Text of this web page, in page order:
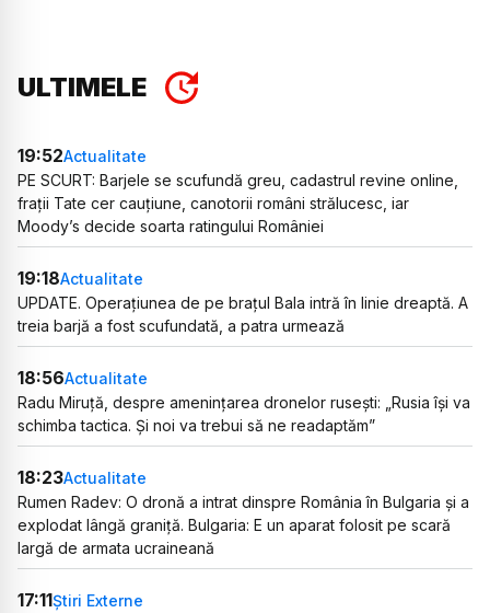
ULTIMELE
19:52Actualitate
PE SCURT: Barjele se scufundă greu, cadastrul revine online,
frații Tate cer cauțiune, canotorii români strălucesc, iar
Moody’s decide soarta ratingului României
19:18Actualitate
UPDATE. Operațiunea de pe brațul Bala intră în linie dreaptă. A
treia barjă a fost scufundată, a patra urmează
18:56Actualitate
Radu Miruță, despre amenințarea dronelor rusești: „Rusia își va
schimba tactica. Și noi va trebui să ne readaptăm”
18:23Actualitate
Rumen Radev: O dronă a intrat dinspre România în Bulgaria și a
explodat lângă graniță. Bulgaria: E un aparat folosit pe scară
largă de armata ucraineană
17:11Știri Externe